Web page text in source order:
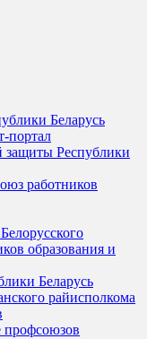
Беларусь
портал
защиты Республики
работников
образования и
Беларусь
райисполкома
профсоюзов